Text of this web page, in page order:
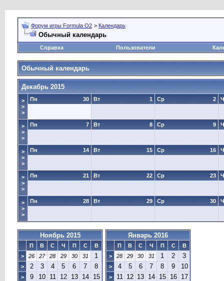
Форум игры Formula O2 > Календарь
Обычный календарь
Справка Пользователи
Обычный календарь
Декабрь 2015
>
>
>
30
Пн 1
Вт 2
Ср
>
>
>
7
Пн 8
Вт 9
Ср
>
>
>
14
Пн 15
Вт 16
Ср
>
>
>
21
Пн 22
Вт 23
Ср
>
>
>
28
Пн 29
Вт 30
Ср
Ноябрь 2015
П В С Ч П С
В
>
26 27 28 29 30 31 1
> 2 3 4 5 6 7 8
> 9 10 11 12 13 14 15
Январь 2016
П В С Ч П С
В
>
28 29 30 31 1 2 3
> 4 5 6 7 8 9 10
> 11 12 13 14 15 16 17